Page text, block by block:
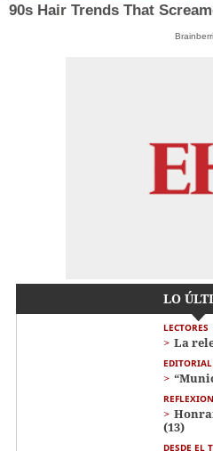
90s Hair Trends That
LO
LECTORES
La
EDITORIAL
(13)
DESDE EL